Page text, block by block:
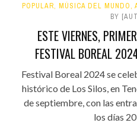
POPULAR, MÚSICA DEL MUNDO,
BY
ESTE VIERNES,
FESTIVAL BOREAL
Festival Boreal 2024 se
histórico de Los Silos, en
de septiembre, con las
los días 20